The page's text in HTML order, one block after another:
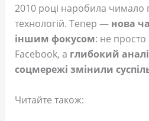
2010 році наробила чимало
технологій. Тепер — нова
іншим фокусом: не просто
Facebook, а глибокий
соцмережі змінили
Читайте також: